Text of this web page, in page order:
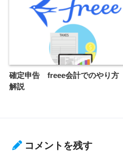
確定申告 freee会計でのやり方
解説
コメントを残す